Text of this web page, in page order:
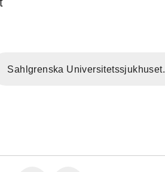
Sahlgrenska Universitetssjukhuset.